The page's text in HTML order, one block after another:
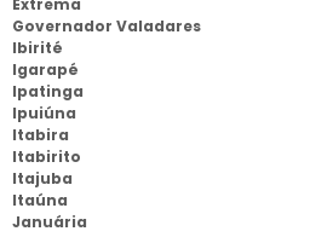
Extrema
Governador Valadares
Ibirité
Igarapé
Ipatinga
Ipuiúna
Itabira
Itabirito
Itajuba
Itaúna
Januária